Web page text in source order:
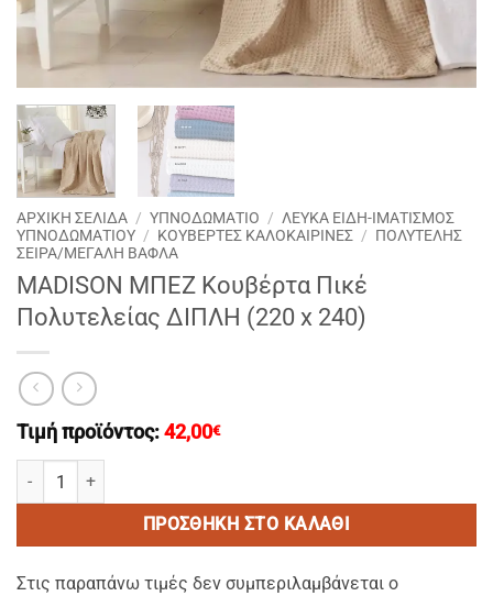
ΑΡΧΙΚΉ ΣΕΛΊΔΑ / ΥΠΝΟΔΩΜΑΤΙΟ / ΛΕΥΚΑ ΕΙΔΗ-ΙΜΑΤΙΣΜΟΣ
ΥΠΝΟΔΩΜΑΤΙΟΥ / ΚΟΥΒΈΡΤΕΣ ΚΑΛΟΚΑΙΡΙΝΈΣ / ΠΟΛΥΤΕΛΗΣ
ΣΕΙΡΑ/ΜΕΓΑΛΗ ΒΑΦΛΑ
MADISON ΜΠΕΖ Κουβέρτα Πικέ
Πολυτελείας ΔΙΠΛΗ (220 x 240)
Τιμή προϊόντος: 42,00€
MADISON ΜΠΕΖ Κουβέρτα Πικέ Πολυτελείας ΔΙΠΛΗ (220 x 240)
ΠΡΟΣΘΉΚΗ ΣΤΟ ΚΑΛΆΘΙ
Στις παραπάνω τιμές δεν συμπεριλαμβάνεται ο